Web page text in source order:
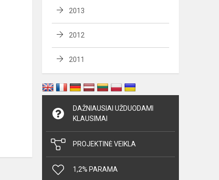
2013
2012
2011
DAŽNIAUSIAI UŽDUODAMI
KLAUSIMAI
PROJEKTINĖ VEIKLA
1,2% PARAMA